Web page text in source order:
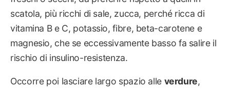
scatola, più ricchi di sale, zucca, perché ricca di
vitamina B e C, potassio, fibre, beta-carotene e
magnesio, che se eccessivamente basso fa salire il
rischio di insulino-resistenza.
Occorre poi lasciare largo spazio alle verdure,